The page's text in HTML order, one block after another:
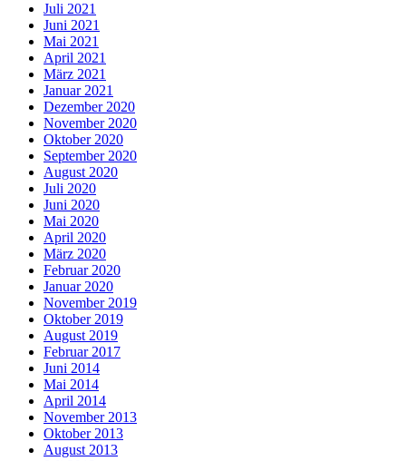
Juli 2021
Juni 2021
Mai 2021
April 2021
März 2021
Januar 2021
Dezember 2020
November 2020
Oktober 2020
September 2020
August 2020
Juli 2020
Juni 2020
Mai 2020
April 2020
März 2020
Februar 2020
Januar 2020
November 2019
Oktober 2019
August 2019
Februar 2017
Juni 2014
Mai 2014
April 2014
November 2013
Oktober 2013
August 2013